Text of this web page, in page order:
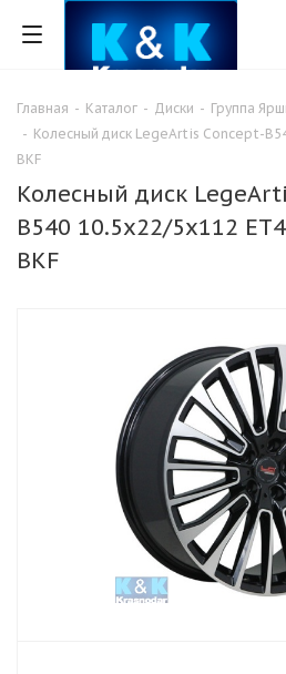
Главная - Каталог - Диски - Группа
- Колесный диск LegeArtis Concept-
BKF
Колесный диск
B540 10.5x22/5x112
BKF